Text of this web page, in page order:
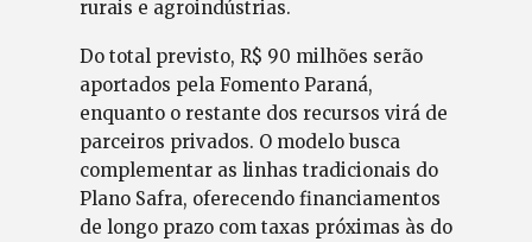
rurais e agroindústrias.
Do total previsto, R$ 90 milhões serão
aportados pela Fomento Paraná,
enquanto o restante dos recursos virá de
parceiros privados. O modelo busca
complementar as linhas tradicionais do
Plano Safra, oferecendo financiamentos
de longo prazo com taxas próximas às do